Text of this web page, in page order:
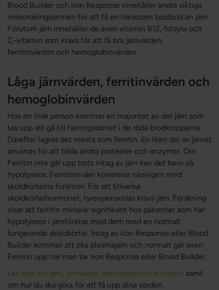
Blood Builder och Iron Response innehåller andra viktiga
mikronäringsämnen för att få en hälsosam blodbild än järn.
Förutom järn innehåller de även vitamin B12, folsyra och
C-vitamin som krävs för att få bra järnvärden,
ferritinvärden och hemoglobinvärden.
Låga järnvärden, ferritinvärden och
hemoglobinvärden
Hos en frisk person kommer en majoritet av det järn som
tas upp att gå till hemoglobinet i de röda blodkropparna.
Därefter lagras det mesta som ferritin. En liten del av järnet
används för att bilda andra proteiner och enzymer. Om
Ferritin inte går upp trots intag av järn kan det bero på
hypotyreos. Ferritinnivåer korrelerar nämligen med
sköldkörtelns funktion. För att tillverka
sköldkörtelhormonet, tyreoperoxidas krävs järn. Forskning
visar att ferritin minskar signifikant hos patienter som har
hypotyreos i jämförelse med dem med en normalt
fungerande sköldkörtel. Intag av Iron Response eller Blood
Builder kommer att öka plasmajärn och normalt går även
Ferritin upp när man tar Iron Response eller Blood Builder.
Läs mer om järn, järnvärde, hemoglobin och ferritin samt
om hur du ska göra för att få upp dina värden.